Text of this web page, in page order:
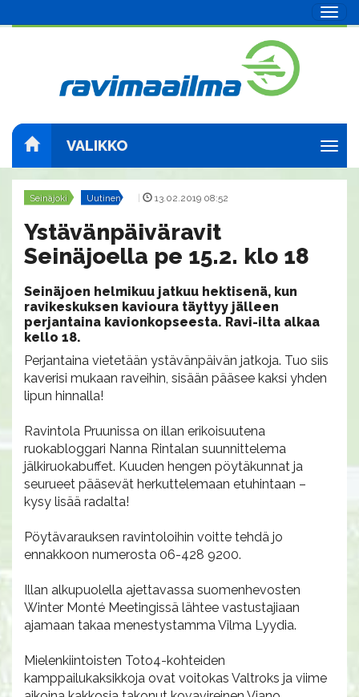
VALIKKO
Seinäjoki Uutinen 13.02.2019 08:52
Ystävänpäiväravit
Seinäjoella pe 15.2. klo 18
Seinäjoen helmikuu jatkuu hektisenä, kun
ravikeskuksen kavioura täyttyy jälleen
perjantaina kavionkopseesta. Ravi-ilta alkaa
kello 18.
Perjantaina vietetään ystävänpäivän jatkoja. Tuo siis
kaverisi mukaan raveihin, sisään pääsee kaksi yhden
lipun hinnalla!
Ravintola Pruunissa on illan erikoisuutena
ruokabloggari Nanna Rintalan suunnittelema
jälkiruokabuffet. Kuuden hengen pöytäkunnat ja
seurueet pääsevät herkuttelemaan etuhintaan –
kysy lisää radalta!
Pöytävarauksen ravintoloihin voitte tehdä jo
ennakkoon numerosta 06-428 9200.
Illan alkupuolella ajettavassa suomenhevosten
Winter Monté Meetingissä lähtee vastustajiaan
ajamaan takaa menestystamma Vilma Lyydia.
Mielenkiintoisten Toto4-kohteiden
kamppailukaksikkoja ovat voitokas Valtroks ja viime